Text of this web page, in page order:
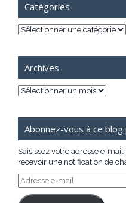
Catégories
Catégories
Archives
Archives
Abonnez-vous à ce blog
Saisissez votre adresse e-
recevoir une notification de
Adresse
e-
mail